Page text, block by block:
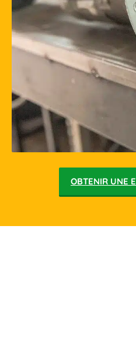
OBTENIR UNE
ME FAIRE
Disponible Lundi -
06